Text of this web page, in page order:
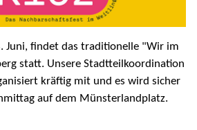
Juni, findet das traditionelle "Wir im
statt. Unsere Stadtteilkoordination
kräftig mit und es wird sicher
auf dem Münsterlandplatz.